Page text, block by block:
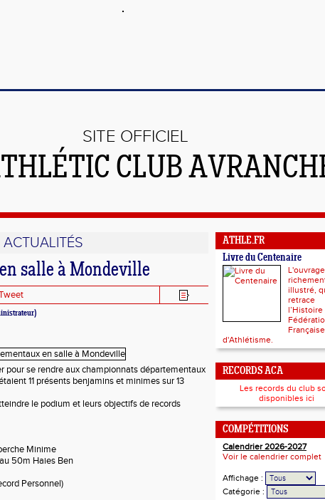
SITE OFFICIEL
CLUB
ACTUALITÉS
salle à Mondeville
pour se rendre aux championnats départementaux
11 présents benjamins et minimes sur 13
le podium et leurs objectifs de records
Minime
50m Haies Ben
Personnel)
ATHLE.FR
Livre du Centenaire
L'ouvrage
illustré,
retrace
l’Histoire
Française
d'Athlétisme.
RECORDS ACA
Les records du club
disponibles ici
COMPÉTITIONS
Calendrier 2026-2027
Voir le calendrier complet
Affichage :
Catégorie :